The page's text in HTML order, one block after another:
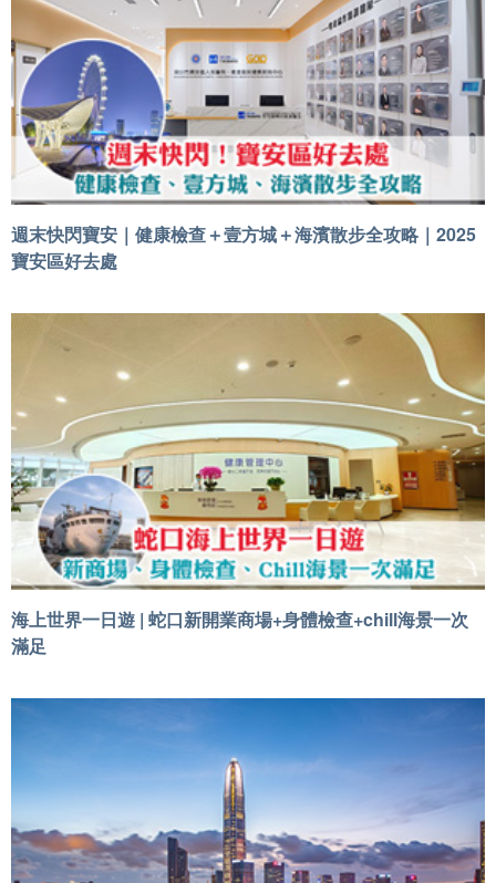
週末快閃寶安｜健康檢查＋壹方城＋海濱散步全攻略｜2025
寶安區好去處
海上世界一日遊 | 蛇口新開業商場+身體檢查+chill海景一次
滿足